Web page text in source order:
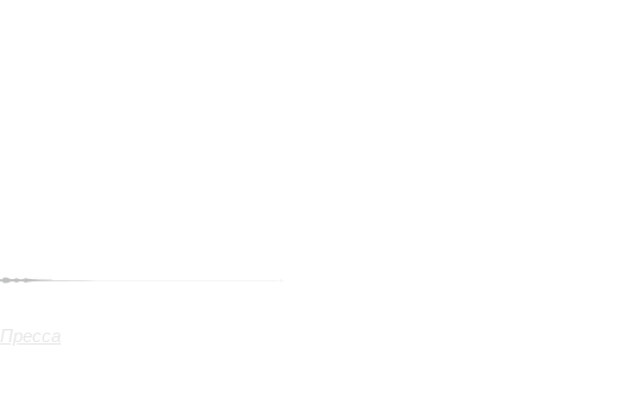
Пресса